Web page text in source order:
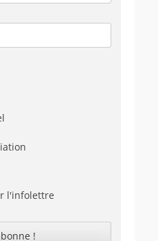
l'infolettre